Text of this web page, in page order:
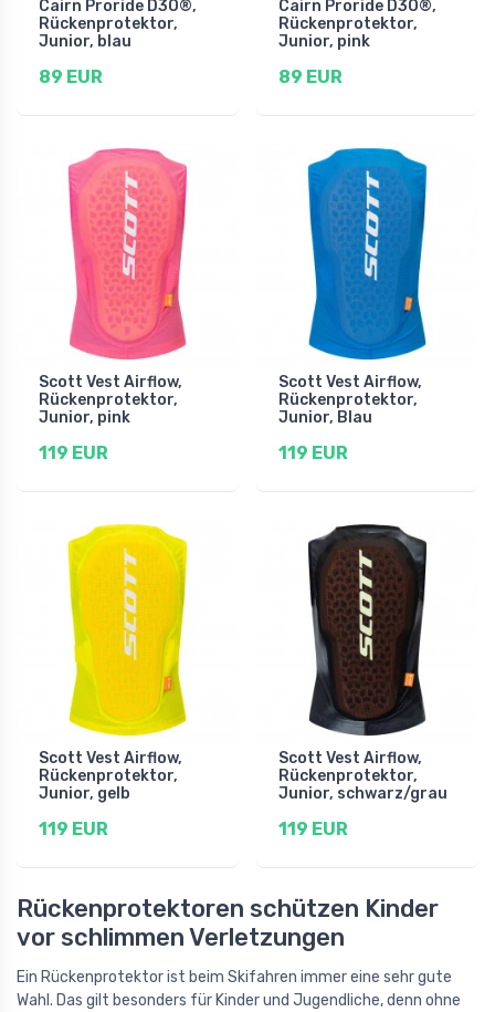
Cairn Proride D3O®,
Rückenprotektor,
Junior, blau
89 EUR
Cairn Proride D3O®,
Rückenprotektor,
Junior, pink
89 EUR
Scott Vest Airflow,
Rückenprotektor,
Junior, pink
119 EUR
Scott Vest Airflow,
Rückenprotektor,
Junior, Blau
119 EUR
Scott Vest Airflow,
Rückenprotektor,
Junior, gelb
119 EUR
Scott Vest Airflow,
Rückenprotektor,
Junior, schwarz/grau
119 EUR
Rückenprotektoren schützen Kinder
vor schlimmen Verletzungen
Ein Rückenprotektor ist beim Skifahren immer eine sehr gute
Wahl. Das gilt besonders für Kinder und Jugendliche, denn ohne